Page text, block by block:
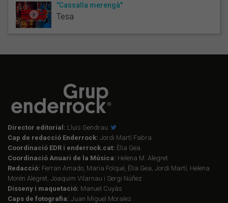
"Cassalla merengà"
Tesa
Director editorial: Lluís Gendrau
Cap de redacció Enderrock: Jordi Martí Fabra
Coordinació EDR i enderrock.cat: Èlia Gea
Coordinació Anuari de la Música: Helena M. Alegret
Redacció: Ferran Amado, Maria Folqué, Èlia Gea, Jordi Martí, Helena
Morén Alegret, Joaquim Vilarnau i Sergi Núñez
Disseny i maquetació: Manuel Cuyàs
Caps de fotografia: Juan Miguel Morales